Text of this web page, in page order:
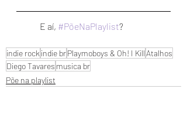
	E aí,
#PõeNaPlaylist?
indie rock indie brPlaymoboys & Oh! I Kill Atalhos
Diego Tavares musica br
Põe na playlist